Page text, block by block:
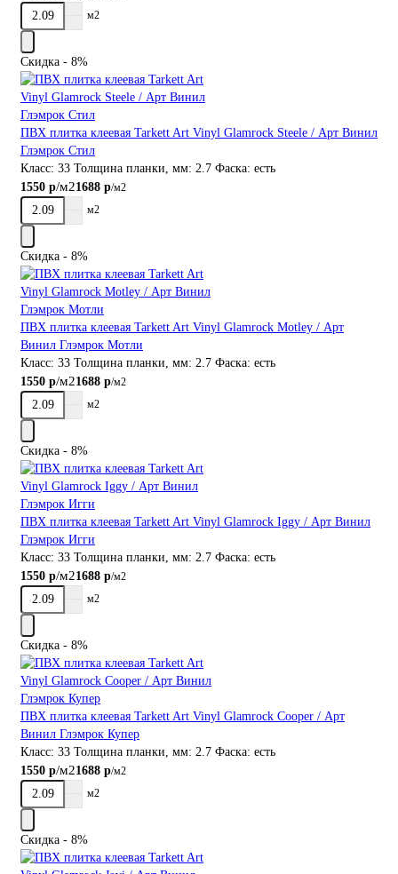
м2
Скидка - 8%
ПВХ плитка клеевая Tarkett Art Vinyl Glamrock Steele / Арт Винил
Глэмрок Стил
Класс: 33 Толщина планки, мм: 2.7 Фаска: есть
1550 р/м21688 р/м2
м2
Скидка - 8%
ПВХ плитка клеевая Tarkett Art Vinyl Glamrock Motley / Арт
Винил Глэмрок Мотли
Класс: 33 Толщина планки, мм: 2.7 Фаска: есть
1550 р/м21688 р/м2
м2
Скидка - 8%
ПВХ плитка клеевая Tarkett Art Vinyl Glamrock Iggy / Арт Винил
Глэмрок Игги
Класс: 33 Толщина планки, мм: 2.7 Фаска: есть
1550 р/м21688 р/м2
м2
Скидка - 8%
ПВХ плитка клеевая Tarkett Art Vinyl Glamrock Cooper / Арт
Винил Глэмрок Купер
Класс: 33 Толщина планки, мм: 2.7 Фаска: есть
1550 р/м21688 р/м2
м2
Скидка - 8%